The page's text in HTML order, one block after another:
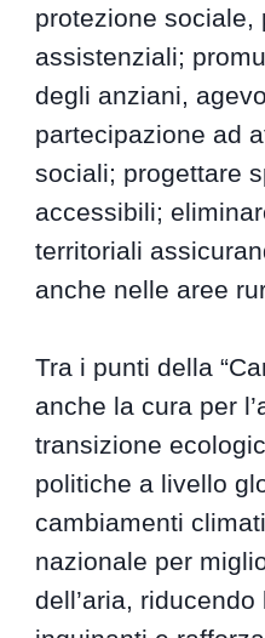
protezione sociale,
assistenziali;
degli anziani,
partecipazione ad
sociali; progettare
accessibili;
territoriali
anche nelle aree
Tra i punti della
anche la cura per
transizione
politiche a livello
cambiamenti
nazionale per
dell’aria,